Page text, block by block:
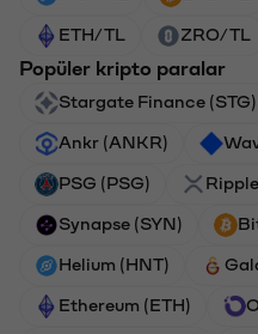
ETH/TL ZRO/TL
Popüler kripto paralar
Stargate Finance (STG)
Ankr (ANKR)
PSG (PSG)
Synapse (SYN)
Helium (HNT)
Ethereum (ETH)